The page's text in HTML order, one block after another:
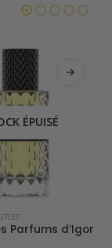
,SIGNATURE ROYALE
ÉPUISÉ
Parfums d’Igor